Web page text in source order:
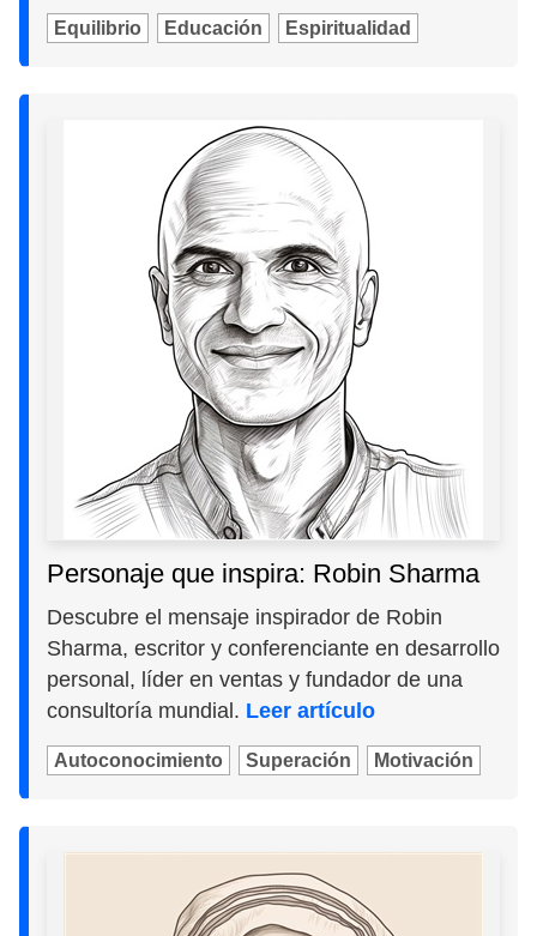
Equilibrio Educación Espiritualidad
Personaje que inspira: Robin Sharma
Descubre el mensaje inspirador de Robin
Sharma, escritor y conferenciante en desarrollo
personal, líder en ventas y fundador de una
consultoría mundial. Leer artículo
Autoconocimiento Superación Motivación